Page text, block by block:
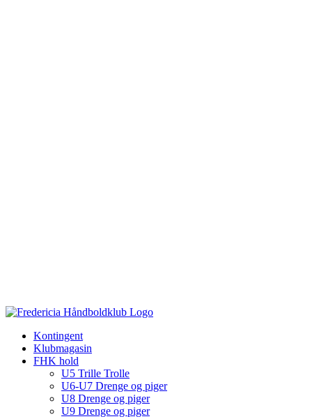
Kontingent
Klubmagasin
FHK hold
U5 Trille Trolle
U6-U7 Drenge og piger
U8 Drenge og piger
U9 Drenge og piger